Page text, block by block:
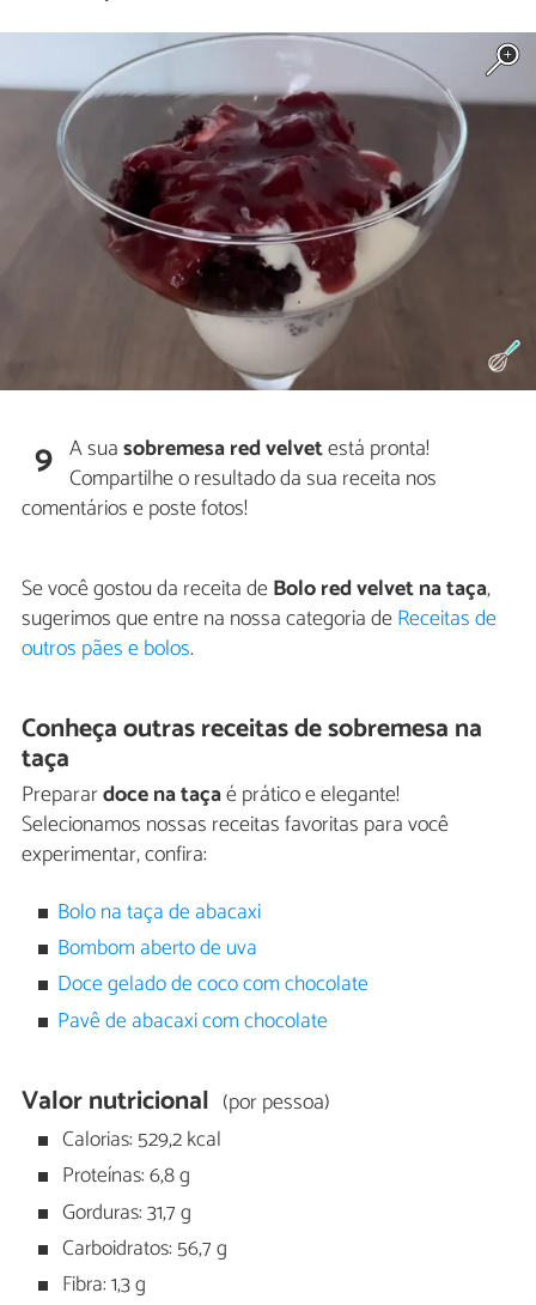
9 A suasobremesa red velvetestá pronta!
Compartilhe o resultado da sua receita nos
comentários e poste fotos!
Se você gostou da receita deBolo red velvet na taça,
sugerimos que entre na nossa categoria deReceitas de
outros pães e bolos.
Conheça outras receitas de sobremesa na
taça
Preparardoce na taçaé prático e elegante!
Selecionamos nossas receitas favoritas para você
experimentar, confira:
Bolo na taça de abacaxi
Bombom aberto de uva
Doce gelado de coco com chocolate
Pavê de abacaxi com chocolate
Valor nutricional (por pessoa)
Calorias: 529,2 kcal
Proteínas: 6,8 g
Gorduras: 31,7 g
Carboidratos: 56,7 g
Fibra: 1,3 g